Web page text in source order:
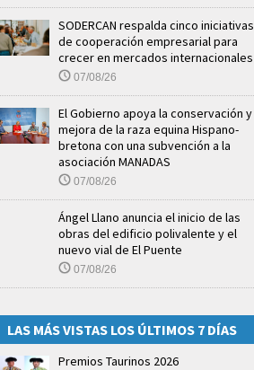
SODERCAN respalda cinco iniciativas
de cooperación empresarial para
crecer en mercados internacionales
07/08/26
El Gobierno apoya la conservación y
mejora de la raza equina Hispano-
bretona con una subvención a la
asociación MANADAS
07/08/26
Ángel Llano anuncia el inicio de las
obras del edificio polivalente y el
nuevo vial de El Puente
07/08/26
LAS MÁS VISTAS LOS ÚLTIMOS 7 DÍAS
Premios Taurinos 2026